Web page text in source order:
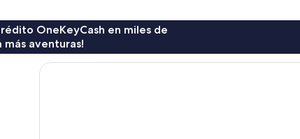
OneKeyCash en miles de
más aventuras!